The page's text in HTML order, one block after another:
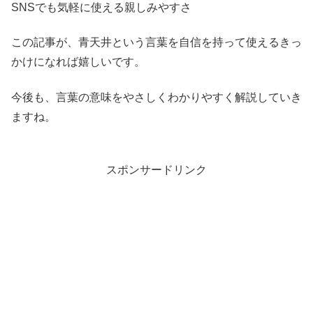
SNSでも気軽に使える親しみやすさ
この記事が、青天井という言葉を自信を持って使えるきっ
かけになれば嬉しいです。
今後も、言葉の意味をやさしくわかりやすく解説していき
ますね。
スポンサードリンク